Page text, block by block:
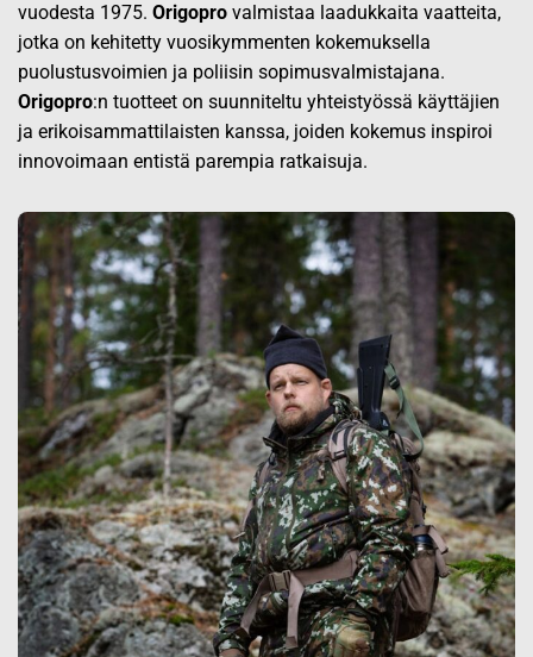
vuodesta 1975. Origopro valmistaa laadukkaita vaatteita,
jotka on kehitetty vuosikymmenten kokemuksella
puolustusvoimien ja poliisin sopimusvalmistajana.
Origopro:n tuotteet on suunniteltu yhteistyössä käyttäjien
ja erikoisammattilaisten kanssa, joiden kokemus inspiroi
innovoimaan entistä parempia ratkaisuja.